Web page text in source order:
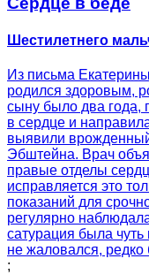
Шестилетнего
Из письма
родился здоровым,
сыну было два года,
в сердце и
выявили
Эбштейна. Врач
правые отделы
исправляется это
показаний для
регулярно
сатурация была
не жаловался,
;